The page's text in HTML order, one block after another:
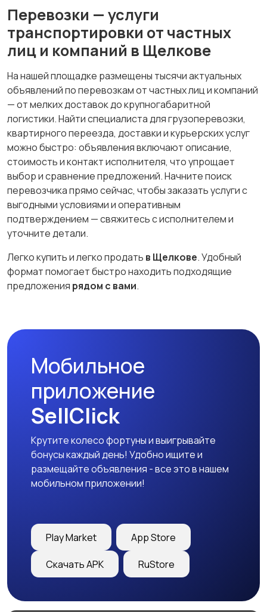
Перевозки — услуги
транспортировки от частных
лиц и компаний в Щелкове
На нашей площадке размещены тысячи актуальных
объявлений по перевозкам от частных лиц и компаний
— от мелких доставок до крупногабаритной
логистики. Найти специалиста для грузоперевозки,
квартирного переезда, доставки и курьерских услуг
можно быстро: объявления включают описание,
стоимость и контакт исполнителя, что упрощает
выбор и сравнение предложений. Начните поиск
перевозчика прямо сейчас, чтобы заказать услуги с
выгодными условиями и оперативным
подтверждением — свяжитесь с исполнителем и
уточните детали.
Легко купить и легко продать в Щелкове. Удобный
формат помогает быстро находить подходящие
предложения рядом с вами.
Мобильное
приложение
SellClick
Крутите колесо фортуны и выигрывайте
бонусы каждый день! Удобно ищите и
размещайте объявления - все это в нашем
мобильном приложении!
Play Market App Store
Скачать APK RuStore